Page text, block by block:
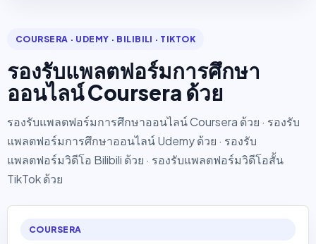
COURSERA · UDEMY · BILIBILI · TIKTOK
รองรับแพลตฟอร์มการศึกษา
ออนไลน์ Coursera ด้วย
รองรับแพลตฟอร์มการศึกษาออนไลน์ Coursera ด้วย · รองรับ
แพลตฟอร์มการศึกษาออนไลน์ Udemy ด้วย · รองรับ
แพลตฟอร์มวิดีโอ Bilibili ด้วย · รองรับแพลตฟอร์มวิดีโอสั้น
TikTok ด้วย
COURSERA